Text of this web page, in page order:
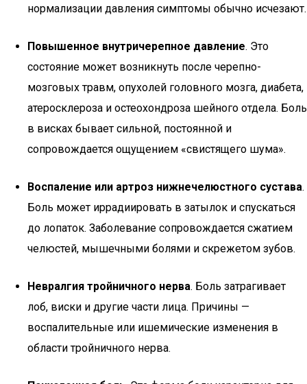
нормализации давления симптомы обычно исчезают.
Повышенное внутричерепное давление. Это
состояние может возникнуть после черепно-
мозговых травм, опухолей головного мозга, диабета,
атеросклероза и остеохондроза шейного отдела. Боль
в висках бывает сильной, постоянной и
сопровождается ощущением «свистящего шума».
Воспаление или артроз нижнечелюстного сустава.
Боль может иррадиировать в затылок и спускаться
до лопаток. Заболевание сопровождается сжатием
челюстей, мышечными болями и скрежетом зубов.
Невралгия тройничного нерва. Боль затрагивает
лоб, виски и другие части лица. Причины —
воспалительные или ишемические изменения в
области тройничного нерва.